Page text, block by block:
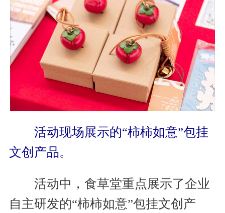
活动现场展示的“柿柿如意”包挂
文创产品。
活动中，食草堂重点展示了企业
自主研发的“柿柿如意”包挂文创产